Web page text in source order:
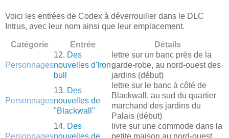
Voici les entrées de Codex à déverrouiller dans le DLC
Intrus, avec leur nom ainsi que leur emplacement.
Catégorie Entrée Détails
Personnages
12. Des
nouvelles d'Iron
bull
lettre sur un banc près de la
garde-robe, au nord-ouest des
jardins (début)
Personnages
13. Des
nouvelles de
"Blackwall"
lettre sur le banc à côté de
Blackwall, au sud du quartier
marchand des jardins du
Palais (début)
14. Des
livre sur une commode dans la